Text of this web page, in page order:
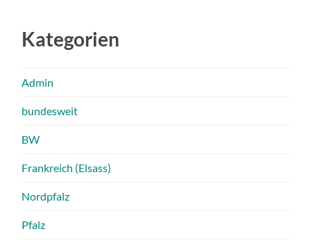
Kategorien
Admin
bundesweit
BW
Frankreich (Elsass)
Nordpfalz
Pfalz